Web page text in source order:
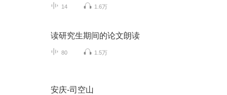
14 1.6万
读研究生期间的论文朗读
80 1.5万
安庆-司空山